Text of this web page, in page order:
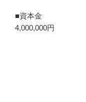
■資本金
4,000,000円